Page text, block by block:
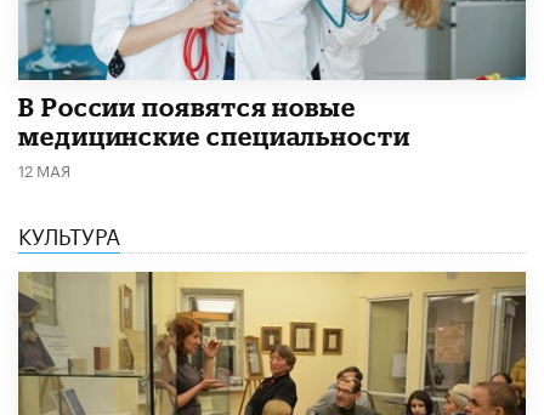
В России появятся новые
медицинские специальности
12 МАЯ
КУЛЬТУРА